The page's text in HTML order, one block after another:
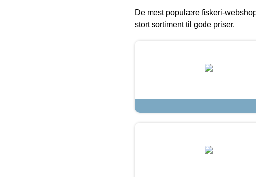
De mest populære fiskeri-
stort sortiment til gode priser.